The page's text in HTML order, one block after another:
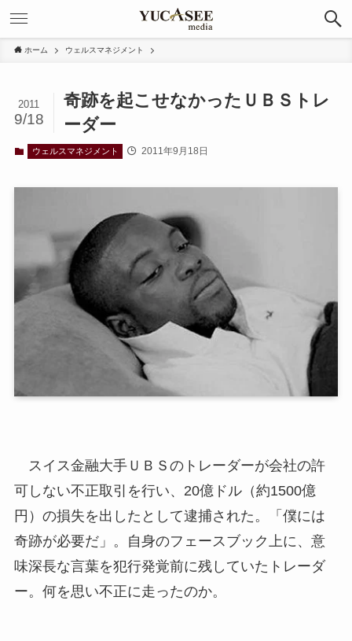
ホーム ウェルスマネジメント
奇跡を起こせなかったＵＢＳトレ
ーダー
2011
9/18
ウェルスマネジメント 2011年9月18日
スイス金融大手ＵＢＳのトレーダーが会社の許
可しない不正取引を行い、20億ドル（約1500億
円）の損失を出したとして逮捕された。「僕には
奇跡が必要だ」。自身のフェースブック上に、意
味深長な言葉を犯行発覚前に残していたトレーダ
ー。何を思い不正に走ったのか。